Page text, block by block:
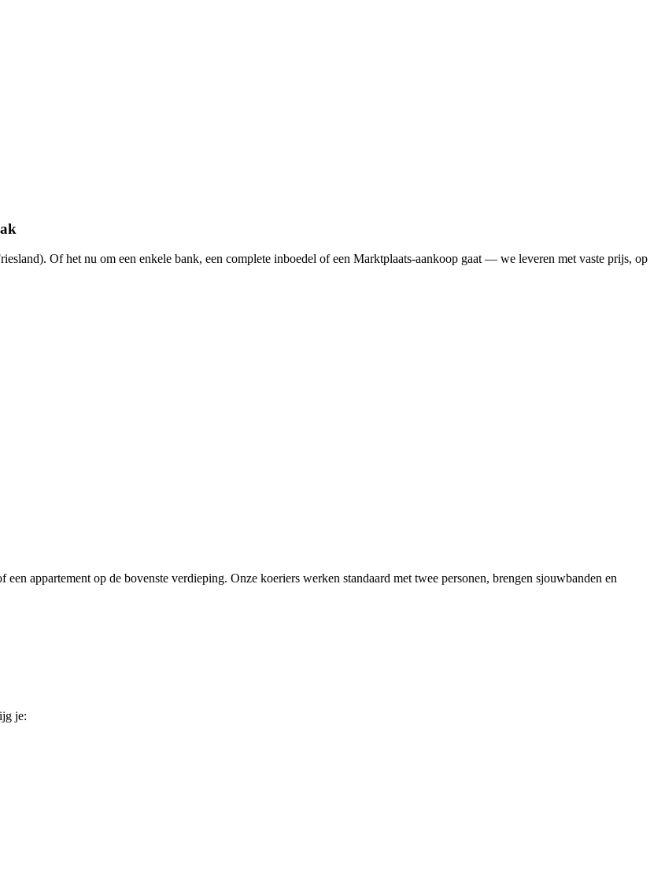
Of het nu om een enkele bank, een complete inboedel of een Marktplaats-aankoop gaat — we leveren met vaste prijs, op
appartement op de bovenste verdieping. Onze koeriers werken standaard met twee personen, brengen sjouwbanden en
je: